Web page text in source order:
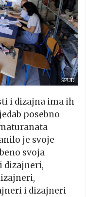
ŠPUD
i dizajna ima ih
posebno
je svoje
svoja
dizajneri,
i dizajneri